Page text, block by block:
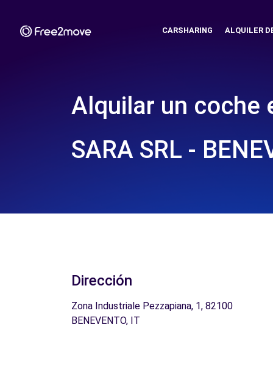
CARSHARING ALQUILER
Alquilar un coche
SARA SRL -
Dirección
Zona Industriale Pezzapiana, 1, 82100
BENEVENTO, IT